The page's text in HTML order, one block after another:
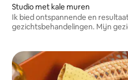
Studio met kale muren
Ik bied ontspannende en
gezichtsbehandelingen. Mijn